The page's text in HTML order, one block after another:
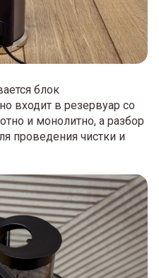
блок
входит в резервуар со
и монолитно, а разбор
проведения чистки и